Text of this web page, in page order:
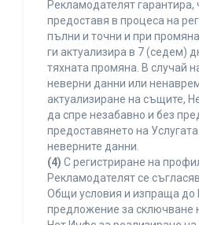
Рекламодателят гарантира,
предоставя в процеса на
пълни и точни и при
ги актуализира в 7 (седем)
тяхната промяна. В случай
неверни данни или
актуализиране на същите,
да спре незабавно и без
предоставянето на
неверните данни.
(4) С регистриране на
Рекламодателят се
Общи условия и изпраща до
предложение за сключване